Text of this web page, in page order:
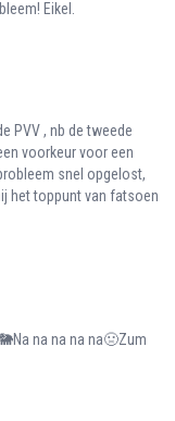
Eikel.
PVV , nb de tweede
voorkeur voor een
snel opgelost,
het toppunt van fatsoen
na na na na🤢Zum